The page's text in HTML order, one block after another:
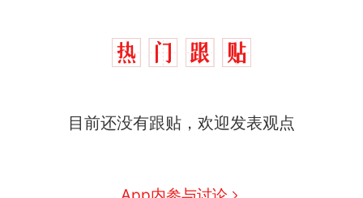
目前还没有跟贴，欢迎发表观点
热
那个在床头放菜刀的女孩，
交5060元才肯搬上楼！女子傻
协会回应
台风"白海豚"中心附近最大风